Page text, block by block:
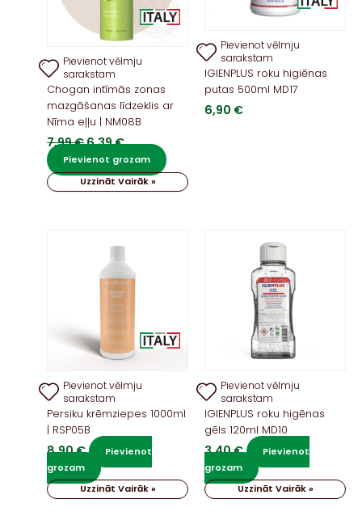
Pievienot vēlmju
sarakstam
Chogan intīmās zonas
mazgāšanas līdzeklis ar
Nīma eļļu | NM08B
7,99€Original
price
was:
7,99 €.
6,39€Current
price
is:
6,39 €.
Pievienot grozam
Uzzināt Vairāk »
Pievienot vēlmju
sarakstam
IGIENPLUS roku higiēnas
putas 500ml MD17
6,90 €
Pievienot vēlmju
sarakstam
Persiku krēmziepes 1000ml
| RSP05B
8,90€
Pievienot
grozam
Uzzināt Vairāk »
Pievienot vēlmju
sarakstam
IGIENPLUS roku higēnas
gēls 120ml MD10
3,40€
Pievienot
grozam
Uzzināt Vairāk »